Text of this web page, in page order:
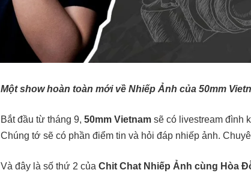
Một show hoàn toàn mới về Nhiếp Ảnh của 50mm
Bắt đầu từ tháng 9, 50mm Vietnam sẽ có livestream đình
Chúng tớ sẽ có phần điểm tin và hỏi đáp nhiếp ảnh.
Và đây là số thứ 2 của Chit Chat Nhiếp Ảnh cùng Hòa